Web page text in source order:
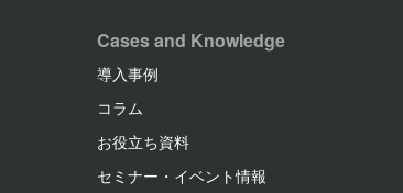
Cases and Knowledge
導入事例
コラム
お役立ち資料
セミナー・イベント情報